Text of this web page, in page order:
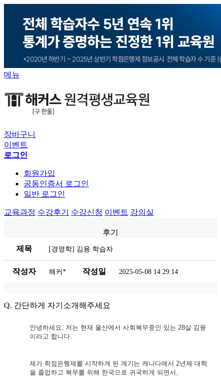
메뉴
장바구니
이벤트
로그인
회원가입
공동인증서 로그인
일반 로그인
교육과정 수강후기 수강신청 이벤트 강의실
후기
제목
[경영학] 김융 학습자
작성자 해커* 작성일 2025-05-08 14:29:14
Q. 간단하게 자기소개해주세요
안녕하세요 저는 현재 울산에서 사회복무중인 있는 28살 김융
이라고 합니다.
제가 학점은행제를 시작하게 된 계기는 캐나다에서 2년제 대학
을 졸업하고 복무를 위해 한국으로 귀국하게 되면서